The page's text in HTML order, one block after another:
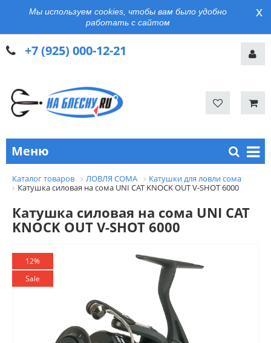
Мы используем cookies, чтобы вам было удобно
работать с сайтом
x
+7 (925) 000-12-21
Меню
Каталог товаров ЛОВЛЯ СОМА
Катушки для ловли сома
Катушка силовая на сома UNI CAT KNOCK OUT V-SHOT 6000
Катушка силовая на сома UNI CAT
KNOCK OUT V-SHOT 6000
12%
Sale